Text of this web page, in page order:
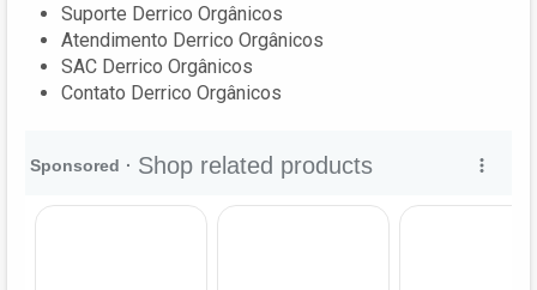
Suporte Derrico Orgânicos
Atendimento Derrico Orgânicos
SAC Derrico Orgânicos
Contato Derrico Orgânicos